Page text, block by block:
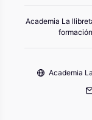
Academia La
Academia